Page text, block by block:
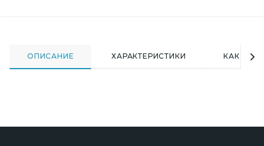
ОПИСАНИЕ ХАРАКТЕРИСТИКИ КАК